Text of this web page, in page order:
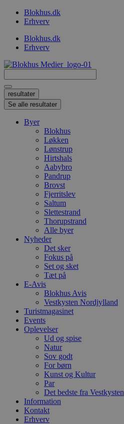
VidereBlokhus.dk
Erhverv
Blokhus.dk
Erhverv
...
resultater
Se alle resultater
Byer
Blokhus
Løkken
Lønstrup
Hirtshals
Aabybro
Pandrup
Brovst
Fjerritslev
Saltum
Slettestrand
Thorupstrand
Alle byer
Nyheder
Det sker
Fokus på
Set og sket
Tæt på
E-Avis
Blokhus Avis
Vestkysten Nordjylland
Turistmagasinet
Events
Oplevelser
Ud og spise
Natur
Sov godt
For børn
Kunst og Kultur
Par
Det bedste fra Vestkysten
Information
Kontakt
Erhverv